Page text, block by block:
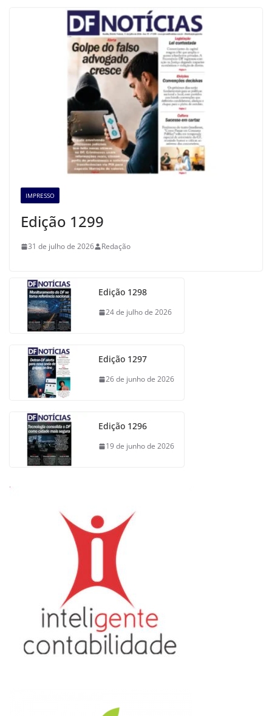
IMPRESSO
Edição 1299
31 de julho de 2026 Redação
Edição 1298
24 de julho de 2026
Edição 1297
26 de junho de 2026
Edição 1296
19 de junho de 2026